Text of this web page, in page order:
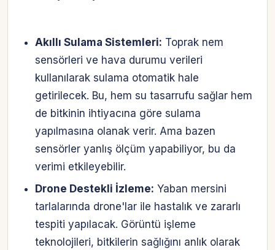
Akıllı Sulama Sistemleri: Toprak nem
sensörleri ve hava durumu verileri
kullanılarak sulama otomatik hale
getirilecek. Bu, hem su tasarrufu sağlar hem
de bitkinin ihtiyacına göre sulama
yapılmasına olanak verir. Ama bazen
sensörler yanlış ölçüm yapabiliyor, bu da
verimi etkileyebilir.
Drone Destekli İzleme: Yaban mersini
tarlalarında drone'lar ile hastalık ve zararlı
tespiti yapılacak. Görüntü işleme
teknolojileri, bitkilerin sağlığını anlık olarak